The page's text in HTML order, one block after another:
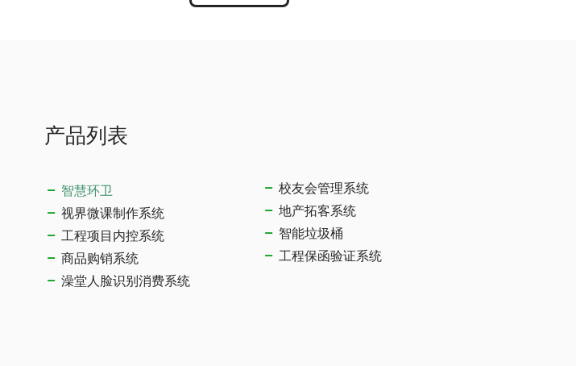
产品列表
智慧环卫
视界微课制作系统
工程项目内控系统
商品购销系统
澡堂人脸识别消费系统
校友会管理系统
地产拓客系统
智能垃圾桶
工程保函验证系统